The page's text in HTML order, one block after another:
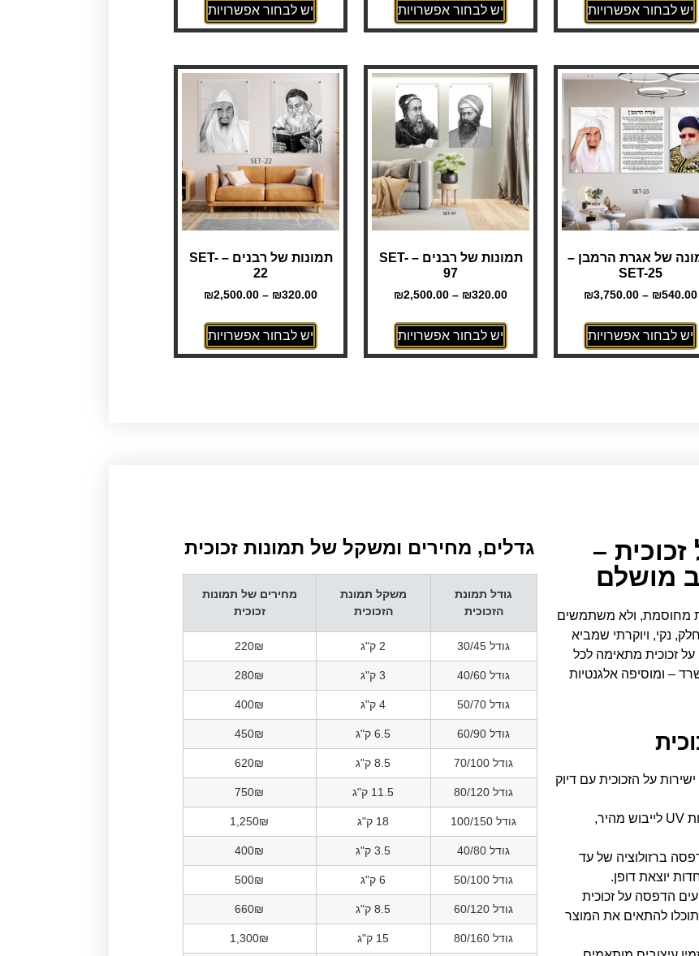
יש לבחור אפשרויות יש לבחור אפשרויות יש לבחור אפשרויות
של אגרת הרמבן –
SET-25
₪540.00
–
₪3,750.00
יש לבחור אפשרויות
תמונות של רבנים – SET-
97
₪320.00
–
₪2,500.00
יש לבחור אפשרויות
תמונות של רבנים – SET-
22
₪320.00
–
₪2,500.00
יש לבחור אפשרויות
–
מושלם
מחוסמת, ולא משתמשים
נקי, ויוקרתי שמביא
על זכוכית מתאימה לכל
– ומוסיפה אלגנטיות
על הזכוכית עם דיוק
: שימוש במנורות UV לייבוש מהיר,
ברזולוציה של עד
הדפסה על זכוכית
150 ס"מ, כך שתוכלו להתאים את המוצר
גדלים, מחירים ומשקל של תמונות זכוכית​
גודל תמונת
הזכוכית
משקל תמונת
הזכוכית
מחירים של תמונות
זכוכית
גודל 30/45 2 ק"ג 220₪
גודל 40/60 3 ק"ג 280₪
גודל 50/70 4 ק"ג 400₪
גודל 60/90 6.5 ק"ג 450₪
גודל 70/100 8.5 ק"ג 620₪
גודל 80/120 11.5 ק"ג 750₪
גודל 100/150 18 ק"ג 1,250₪
גודל 40/80 3.5 ק"ג 400₪
גודל 50/100 6 ק"ג 500₪
גודל 60/120 8.5 ק"ג 660₪
גודל 80/160 15 ק"ג 1,300₪